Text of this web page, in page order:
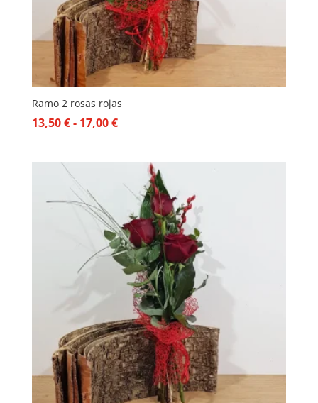
Ramo 2 rosas rojas
13,50€- 17,00€Rango
precios:
desde
13,50 €
hasta
17,00 €